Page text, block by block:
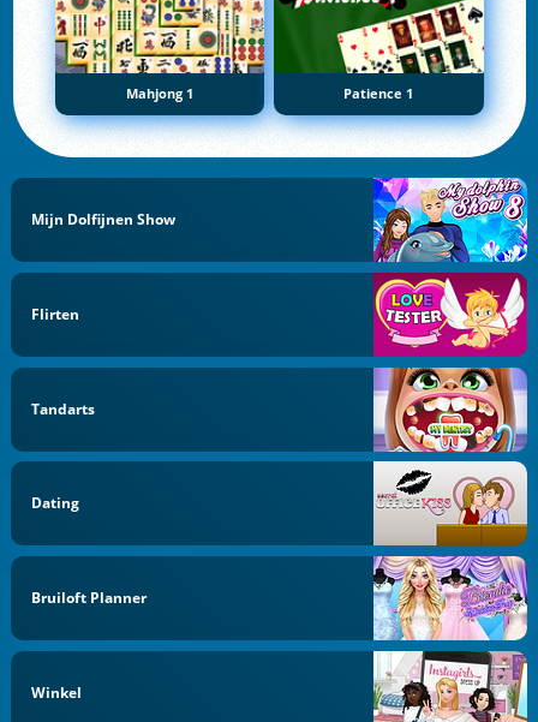
Mahjong 1 Patience 1
Mijn Dolfijnen Show
Flirten
Tandarts
Dating
Bruiloft Planner
Winkel